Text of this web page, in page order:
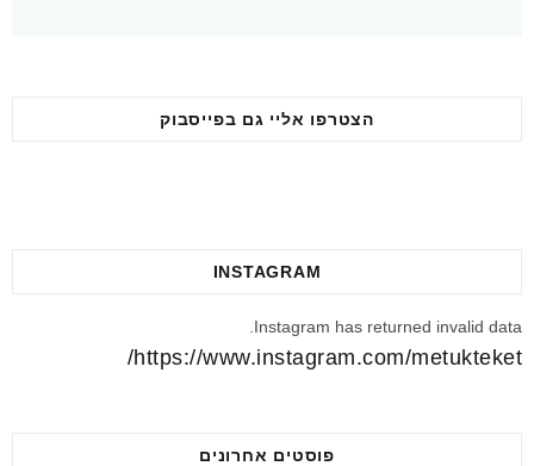
הצטרפו אליי גם בפייסבוק
INSTAGRAM
Instagram has returned invalid data.
https://www.instagram.com/metukteket/
פוסטים אחרונים